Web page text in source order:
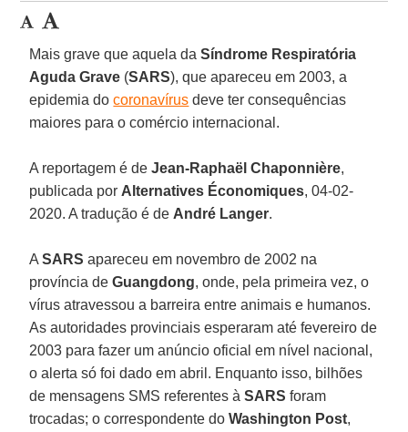
Mais grave que aquela daSíndrome Respiratória
Aguda Grave (SARS), que apareceu em 2003, a
epidemia docoronavírus deve ter consequências
maiores para o comércio internacional.
A reportagem é deJean-Raphaël Chaponnière,
publicada por Alternatives Économiques, 04-02-
2020. A tradução é de André Langer.
ASARS apareceu em novembro de 2002 na
província deGuangdong, onde, pela primeira vez, o
vírus atravessou a barreira entre animais e humanos.
As autoridades provinciais esperaram até fevereiro de
2003 para fazer um anúncio oficial em nível nacional,
o alerta só foi dado em abril. Enquanto isso, bilhões
de mensagens SMS referentes àSARS foram
trocadas; o correspondente doWashington Post,